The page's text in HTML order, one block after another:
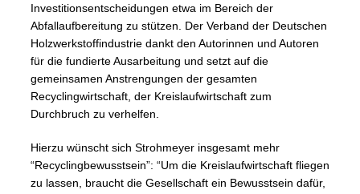
Investitionsentscheidungen etwa im Bereich der
Abfallaufbereitung zu stützen. Der Verband der Deutschen
Holzwerkstoffindustrie dankt den Autorinnen und Autoren
für die fundierte Ausarbeitung und setzt auf die
gemeinsamen Anstrengungen der gesamten
Recyclingwirtschaft, der Kreislaufwirtschaft zum
Durchbruch zu verhelfen.
Hierzu wünscht sich Strohmeyer insgesamt mehr
“Recyclingbewusstsein”: “Um die Kreislaufwirtschaft fliegen
zu lassen, braucht die Gesellschaft ein Bewusstsein dafür,